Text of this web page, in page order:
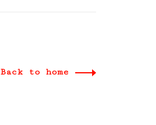
Back to home